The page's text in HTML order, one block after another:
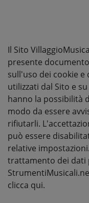
Il Sito
presente
sull'uso dei cookie e
utilizzati dal Sito e
hanno la possibilità
modo da essere
rifiutarli.
può essere
relative
trattamento dei dati
clicca qui.